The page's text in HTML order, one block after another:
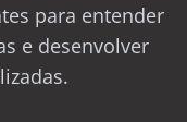
para entender
e desenvolver